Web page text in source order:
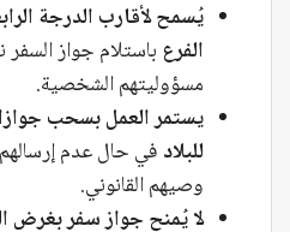
يُسمح لأقارب الدرجة
الفرع باستلام جواز
مسؤوليتهم الشخصية.
يستمر العمل بسحب
للبلاد في حال عدم
وصيهم القانوني.
لا يُمنح جواز سفر بغرض